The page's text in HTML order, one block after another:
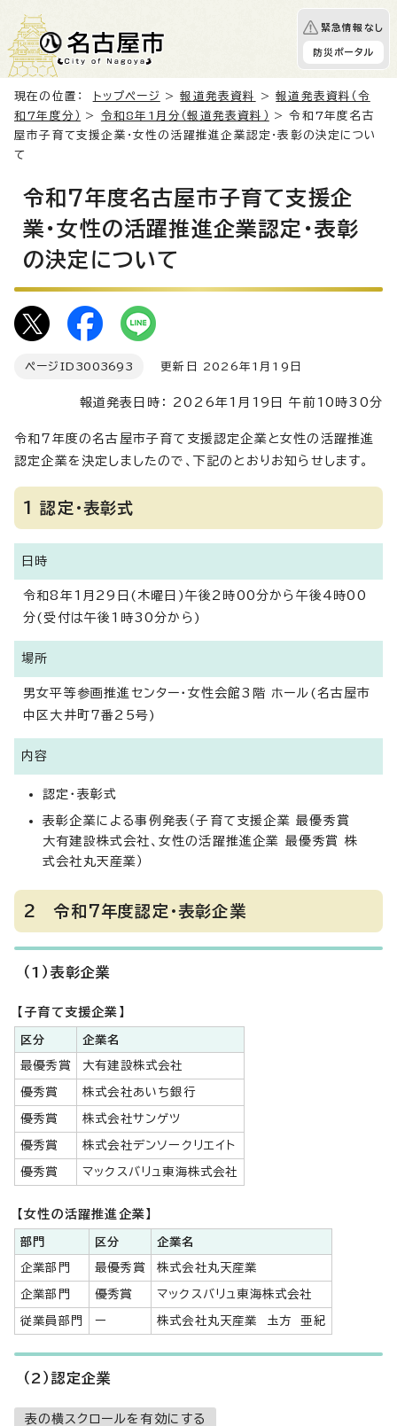
緊急情報なし
防災ポータル
現在の位置： トップページ >報道発表資料 >報道発表資料（令
和7年度分）
> 令和8年1月分（報道発表資料）
> 令和7年度名古
屋市子育て支援企業・女性の活躍推進企業認定・表彰の決定につい
て
令和7年度名古屋市子育て支援企
業・女性の活躍推進企業認定・表彰
の決定について
ページID 3003693 更新日 2026年1月19日
報道発表日時： 2026年1月19日 午前10時30分
令和7年度の名古屋市子育て支援認定企業と女性の活躍推進
認定企業を決定しましたので、下記のとおりお知らせします。
1 認定・表彰式
日時
令和8年1月29日(木曜日)午後2時00分から午後4時00
分(受付は午後1時30分から)
場所
男女平等参画推進センター・女性会館3階 ホール(名古屋市
中区大井町7番25号)
内容
認定・表彰式
表彰企業による事例発表（子育て支援企業 最優秀賞
大有建設株式会社、女性の活躍推進企業 最優秀賞 株
式会社丸天産業）
2 令和7年度認定・表彰企業
（1）表彰企業
【子育て支援企業】
区分 企業名
最優秀賞 大有建設株式会社
優秀賞 株式会社あいち銀行
優秀賞 株式会社サンゲツ
優秀賞 株式会社デンソークリエイト
優秀賞 マックスバリュ東海株式会社
【女性の活躍推進企業】
部門 区分 企業名
企業部門 最優秀賞 株式会社丸天産業
企業部門 優秀賞 マックスバリュ東海株式会社
従業員部門 ー 株式会社丸天産業 圡方 亜紀
（2）認定企業
表の横スクロールを有効にする